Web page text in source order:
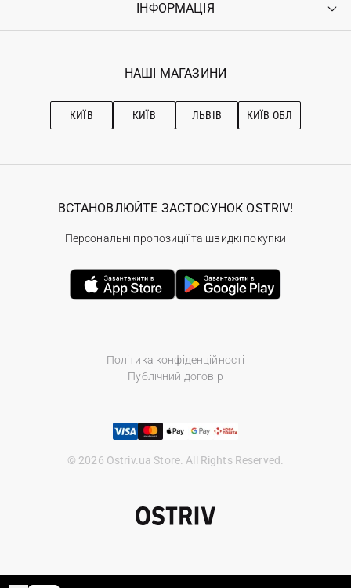
Повернення
Гарантія
Увійти
Ostriv Club+
ІНФОРМАЦІЯ
Наші магазини
Рекомендації з догляду
НАШІ МАГАЗИНИ
КИЇВ КИЇВ ЛЬВІВ КИЇВ ОБЛ
Політика конфіденційності
Публічний договір
© 2026 Ostriv.ua Store. All Rights Reserved.
ВСТАНОВЛЮЙТЕ ЗАСТОСУНОК OSTRIV!
Персональні пропозиції та швидкі покупки